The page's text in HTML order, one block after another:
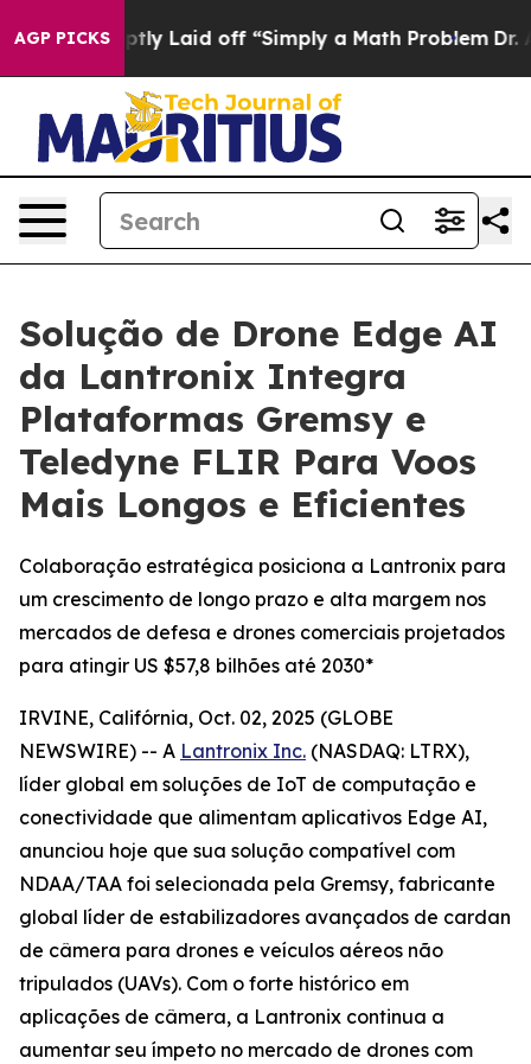
AGP PICKSLaid off “Simply a Math Problem Dr. Abdul El-
Solução de Drone Edge AI
da Lantronix Integra
Plataformas Gremsy e
Teledyne FLIR Para Voos
Mais Longos e Eficientes
Colaboração estratégica posiciona a Lantronix para
um crescimento de longo prazo e alta margem nos
mercados de defesa e drones comerciais projetados
para atingir US $57,8 bilhões até 2030*
IRVINE, Califórnia, Oct. 02, 2025 (GLOBE
NEWSWIRE) -- A Lantronix Inc. (NASDAQ: LTRX),
líder global em soluções de IoT de computação e
conectividade que alimentam aplicativos Edge AI,
anunciou hoje que sua solução compatível com
NDAA/TAA foi selecionada pela Gremsy, fabricante
global líder de estabilizadores avançados de cardan
de câmera para drones e veículos aéreos não
tripulados (UAVs). Com o forte histórico em
aplicações de câmera, a Lantronix continua a
aumentar seu ímpeto no mercado de drones com